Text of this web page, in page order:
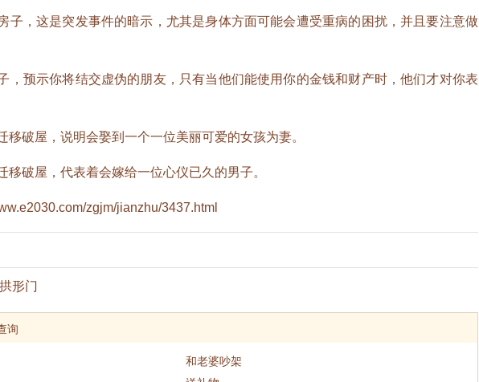
，这是突发事件的暗示，尤其是身体方面可能会遭受重病的困扰，并且要注意做
预示你将结交虚伪的朋友，只有当他们能使用你的金钱和财产时，他们才对你表
破屋，说明会娶到一个一位美丽可爱的女孩为妻。
破屋，代表着会嫁给一位心仪已久的男子。
zgjm/jianzhu/3437.html
形门
询
和老婆吵架